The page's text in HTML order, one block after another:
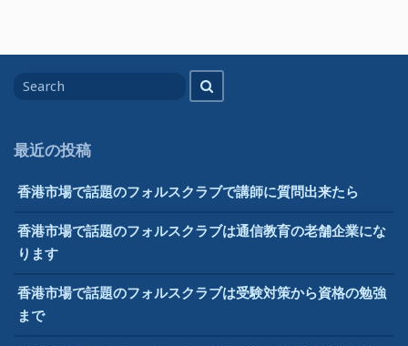
ラ
違
正
for
最近の投稿
香港市場で話題のフォルスクラブで講師に質問出来たら
香港市場で話題のフォルスクラブは通信教育の老舗企業にな
ります
香港市場で話題のフォルスクラブは受験対策から資格の勉強
まで